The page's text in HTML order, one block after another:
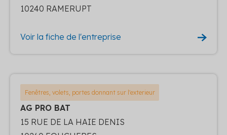
10240 RAMERUPT
Voir la fiche de l'entreprise
Fenêtres, volets, portes donnant sur l'exterieur
AG PRO BAT
15 RUE DE LA HAIE DENIS